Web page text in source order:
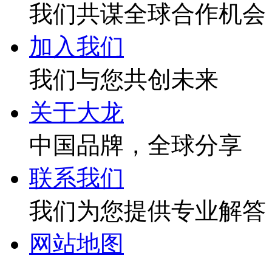
我们共谋全球合作机会
加入我们
我们与您共创未来
关于大龙
中国品牌，全球分享
联系我们
我们为您提供专业解答
网站地图